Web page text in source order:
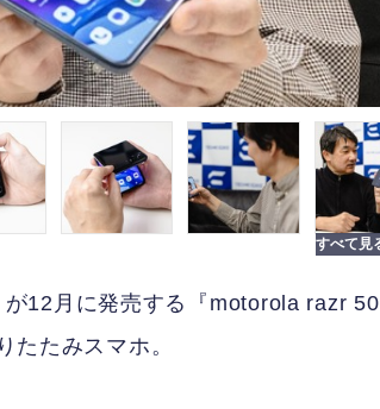
12月に発売する『motorola razr 50
たみスマホ。